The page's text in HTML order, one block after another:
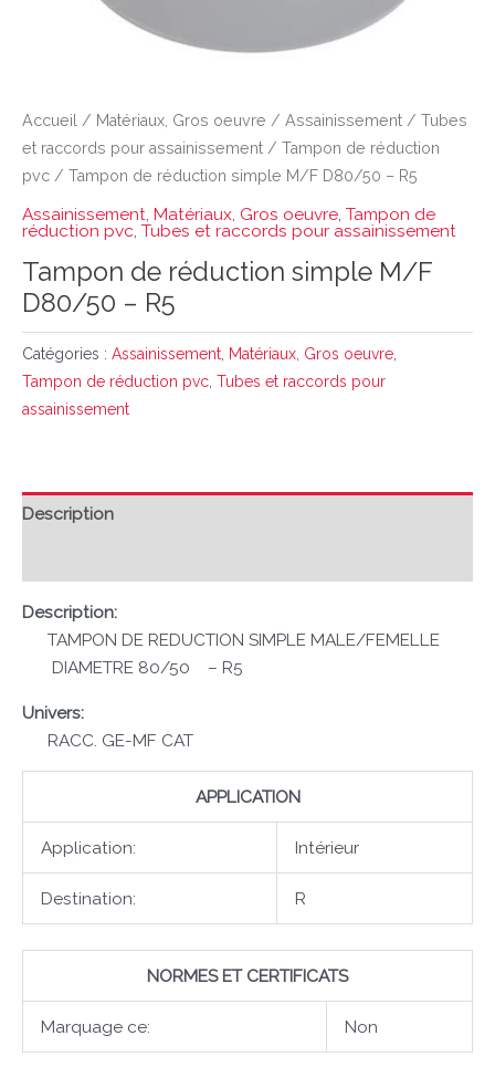
Accueil / Matériaux, Gros oeuvre / Assainissement / Tubes
et raccords pour assainissement / Tampon de réduction
pvc / Tampon de réduction simple M/F D80/50 – R5
Assainissement, Matériaux, Gros oeuvre, Tampon de
réduction pvc, Tubes et raccords pour assainissement
Tampon de réduction simple M/F
D80/50 – R5
Catégories : Assainissement Matériaux, Gros oeuvre
Tampon de réduction pvc Tubes et raccords pour
assainissement
Description
Description:
TAMPON DE REDUCTION SIMPLE MALE/FEMELLE
DIAMETRE 80/50 – R5
Univers:
RACC. GE-MF CAT
APPLICATION
Application: Intérieur
Destination: R
NORMES ET CERTIFICATS
Marquage ce: Non